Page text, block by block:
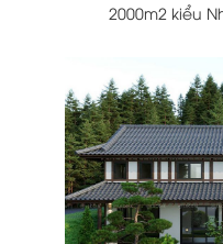
2000m2 kiểu